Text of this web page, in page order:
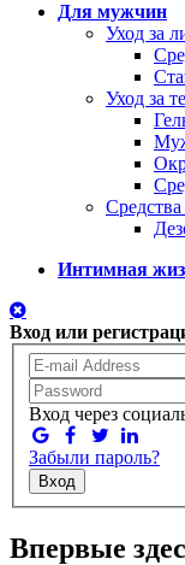
Для мужчин
Уход за
Уход за
Интимная
Вход или
Вход через
Забыли пароль?
Вход
Впервые